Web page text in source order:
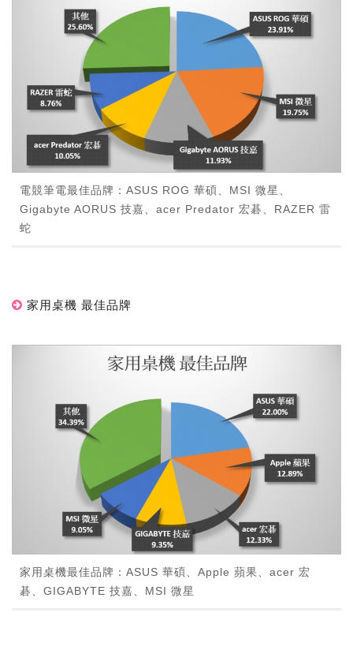
電競筆電最佳品牌：ASUS ROG 華碩、MSI 微星、
Gigabyte AORUS 技嘉、acer Predator 宏碁、RAZER 雷
蛇
家用桌機 最佳品牌
家用桌機最佳品牌：ASUS 華碩、Apple 蘋果、acer 宏
碁、GIGABYTE 技嘉、MSI 微星